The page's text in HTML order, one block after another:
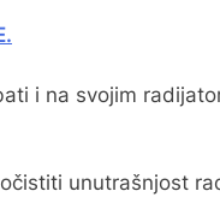
i na svojim
unutrašnjost